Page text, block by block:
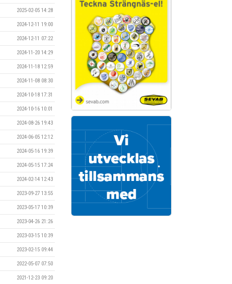
2025-02-05 14:28
2024-12-11 19:00
2024-12-11 07:22
2024-11-20 14:29
2024-11-18 12:59
2024-11-08 08:30
2024-10-18 17:31
2024-10-16 10:01
2024-08-26 19:43
2024-06-05 12:12
2024-05-16 19:39
2024-05-15 17:24
2024-02-14 12:43
2023-09-27 13:55
2023-05-17 10:39
2023-04-26 21:26
2023-03-15 10:39
2023-02-15 09:44
2022-05-07 07:50
2021-12-23 09:20